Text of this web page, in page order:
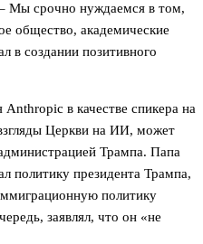
Мы срочно нуждаемся в том,
общество, академические
в создании позитивного
в качестве спикера на
Церкви на ИИ, может
Трампа. Папа
политику президента Трампа,
политику
заявлял, что он «не